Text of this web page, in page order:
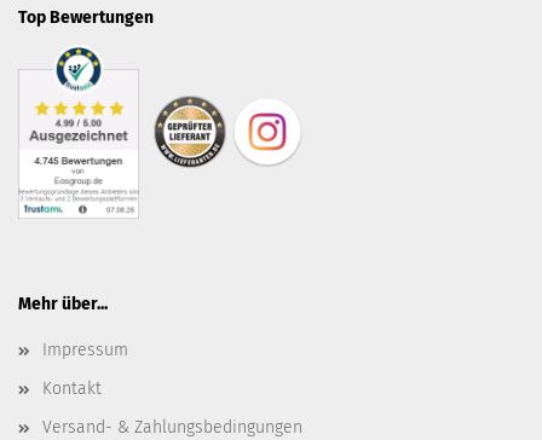
Top Bewertungen
Mehr über...
Impressum
Kontakt
Versand- & Zahlungsbedingungen